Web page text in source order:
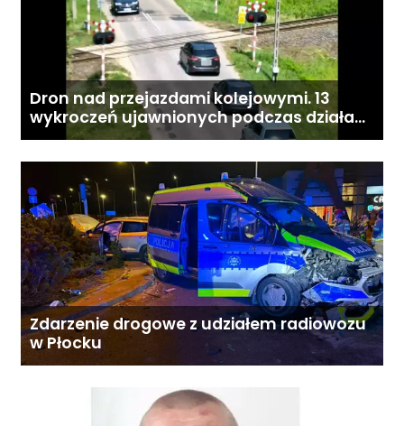
Dron nad przejazdami kolejowymi. 13
wykroczeń ujawnionych podczas działań
„Bezpieczny przejazd kolejowy”
Zdarzenie drogowe z udziałem radiowozu
w Płocku